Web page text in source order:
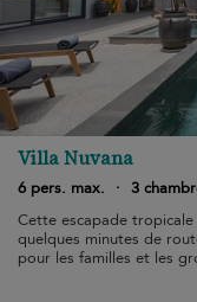
Villa Nuvana
6 pers. max. · 3
Cette escapade
quelques minutes de
pour les familles et les